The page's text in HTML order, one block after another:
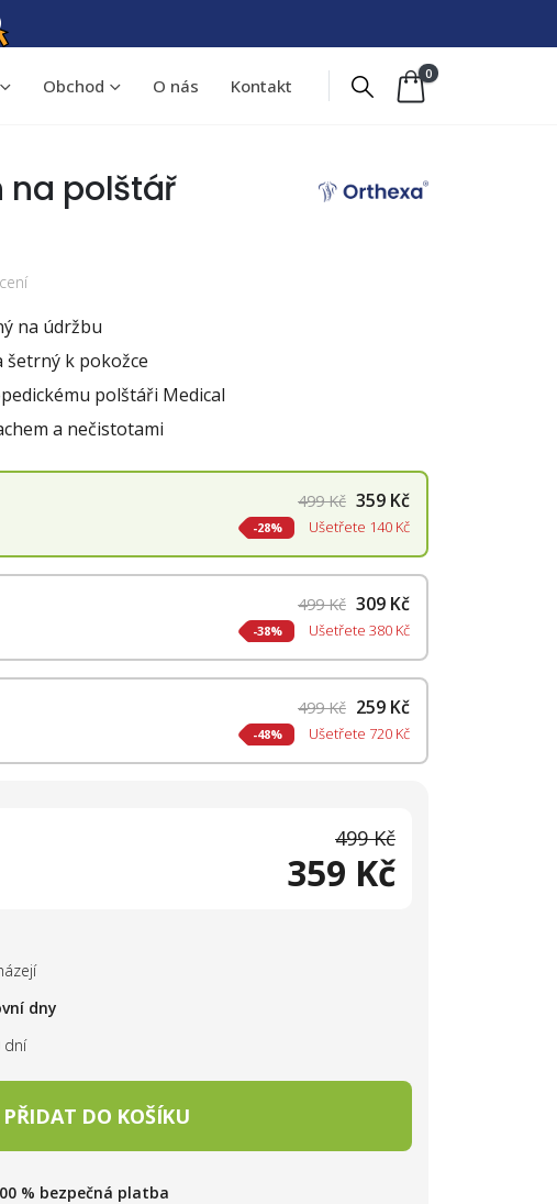
Obchod O nás Kontakt
0
na polštář
na údržbu
šetrný k pokožce
polštáři Medical
a nečistotami
499 Kč 359 Kč
28% Ušetřete 140 Kč
499 Kč 309 Kč
38% Ušetřete 380 Kč
499 Kč 259 Kč
48% Ušetřete 720 Kč
499 Kč
359 Kč
dny
dní
PŘIDAT DO KOŠÍKU
% bezpečná platba